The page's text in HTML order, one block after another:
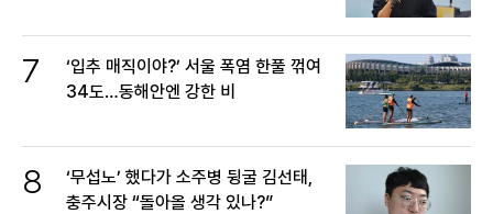
7
‘입추 매직이야?’ 서울 폭염 한풀 꺾여
34도…동해안엔 강한 비
8
‘무섭노’ 했다가 소주병 뒹굴 김선태,
충주시장 “돌아올 생각 있나?”